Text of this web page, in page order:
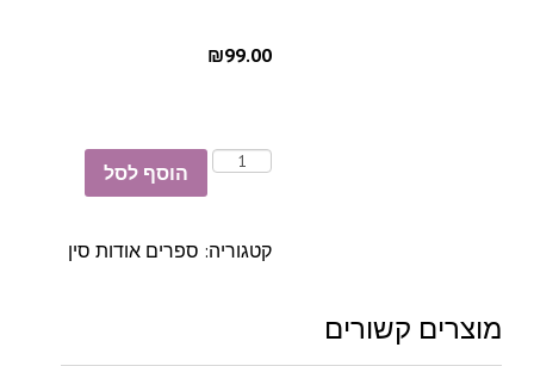
₪99.00
הוסף לסל
קטגוריה: ספרים אודות סין
מוצרים קשורים